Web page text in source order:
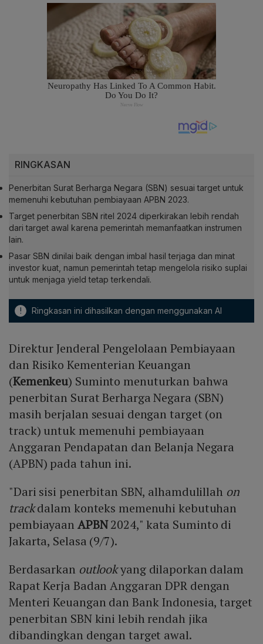
RINGKASAN
Penerbitan Surat Berharga Negara (SBN) sesuai target untuk
memenuhi kebutuhan pembiayaan APBN 2023.
Target penerbitan SBN ritel 2024 diperkirakan lebih rendah
dari target awal karena pemerintah memanfaatkan instrumen
lain.
Pasar SBN dinilai baik dengan imbal hasil terjaga dan minat
investor kuat, namun pemerintah tetap mengelola risiko suplai
untuk menjaga yield tetap terkendali.
! Ringkasan ini dihasilkan dengan menggunakan AI
Direktur Jenderal Pengelolaan Pembiayaan
dan Risiko Kementerian Keuangan
(Kemenkeu) Suminto menuturkan bahwa
penerbitan Surat Berharga Negara (SBN)
masih berjalan sesuai dengan target (on
track) untuk memenuhi pembiayaan
Anggaran Pendapatan dan Belanja Negara
(APBN) pada tahun ini.
"Dari sisi penerbitan SBN, alhamdulillah on
trackdalam konteks memenuhi kebutuhan
pembiayaan APBN2024," kata Suminto di
Jakarta, Selasa (9/7).
Berdasarkan outlookyang dilaporkan dalam
Rapat Kerja Badan Anggaran DPR dengan
Menteri Keuangan dan Bank Indonesia, target
penerbitan SBN kini lebih rendah jika
dibandingkan dengan target awal.